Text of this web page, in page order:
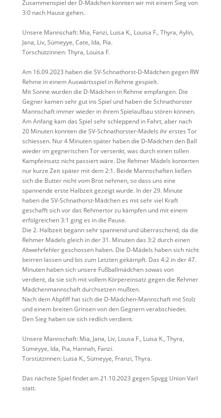
Zusammenspiel der D-Mädchen konnten wir mit einem Sieg von
3:0 nach Hause gehen.
Unsere Mannschaft: Mia, Fanzi, Luisa K., Louisa F., Thyra, Aylin,
Jana, Liv, Sümeyye, Cate, Ida, Pia.
Torschützinnen: Thyra, Louisa F.
Am 16.09.2023 haben die SV-Schnathorst-D-Mädchen gegen RW
Rehme in einem Auswärtsspiel in Rehme gespielt.
Mit Sonne wurden die D-Mädchen in Rehme empfangen. Die
Gegner kamen sehr gut ins Spiel und haben die Schnathorster
Mannschaft immer wieder in ihrem Spielaufbau stören können.
Am Anfang kam das Spiel sehr schleppend in Fahrt, aber nach
20 Minuten konnten die SV-Schnathorster-Mädels ihr erstes Tor
schiessen. Nur 4 Minuten später haben die D-Mädchen den Ball
wieder im gegnerischen Tor versenkt, was durch einen tollen
Kampfeinsatz nicht passiert wäre. Die Rehmer Mädels konterten
nur kurze Zeit später mit dem 2:1. Beide Mannschaften ließen
sich die Butter nicht vom Brot nehmen, so dass uns eine
spannende erste Halbzeit gezeigt wurde. In der 29. Minute
haben die SV-Schnathorst-Mädchen es mit sehr viel Kraft
geschafft sich vor das Rehmertor zu kämpfen und mit einem
erfolgreichen 3:1 ging es in die Pause.
Die 2. Halbzeit begann sehr spannend und überraschend, da die
Rehmer Mädels gleich in der 31. Minuten das 3:2 durch einen
Abwehrfehler geschossen haben. Die D-Mädels haben sich nicht
beirren lassen und bis zum Letzten gekämpft. Das 4:2 in der 47.
Minuten haben sich unsere Fußballmädchen sowas von
verdient, da sie sich mit vollem Körpereinsatz gegen die Rehmer
Mädchenmannschaft durchsetzen mußten.
Nach dem Abpfiff hat sich die D-Mädchen-Mannschaft mit Stolz
und einem breiten Grinsen von den Gegnern verabschiedet.
Den Sieg haben sie sich redlich verdient.
Unsere Mannschaft: Mia, Jana, Liv, Lousa F., Luisa K., Thyra,
Sümeyye, Ida, Pia, Hannah, Fanzi.
Torstützinnen: Luisa K., Sümeyye, Franzi, Thyra.
Das nächste Spiel findet am 21.10.2023 gegen Spvgg Union Varl
statt.